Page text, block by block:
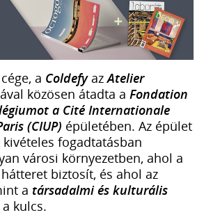
a ColdefyazAtelier
közösen átadta a Fondation
a Cité Internationale
(CIUP) épületében. Az épület
fogadtatásban
városi környezetben, ahol a
biztosít, és ahol az
a társadalmi és kulturális
kulcs.